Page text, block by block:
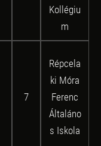
Kollégiu
m
7
Répcela
ki Móra
Ferenc
Általáno
s Iskola